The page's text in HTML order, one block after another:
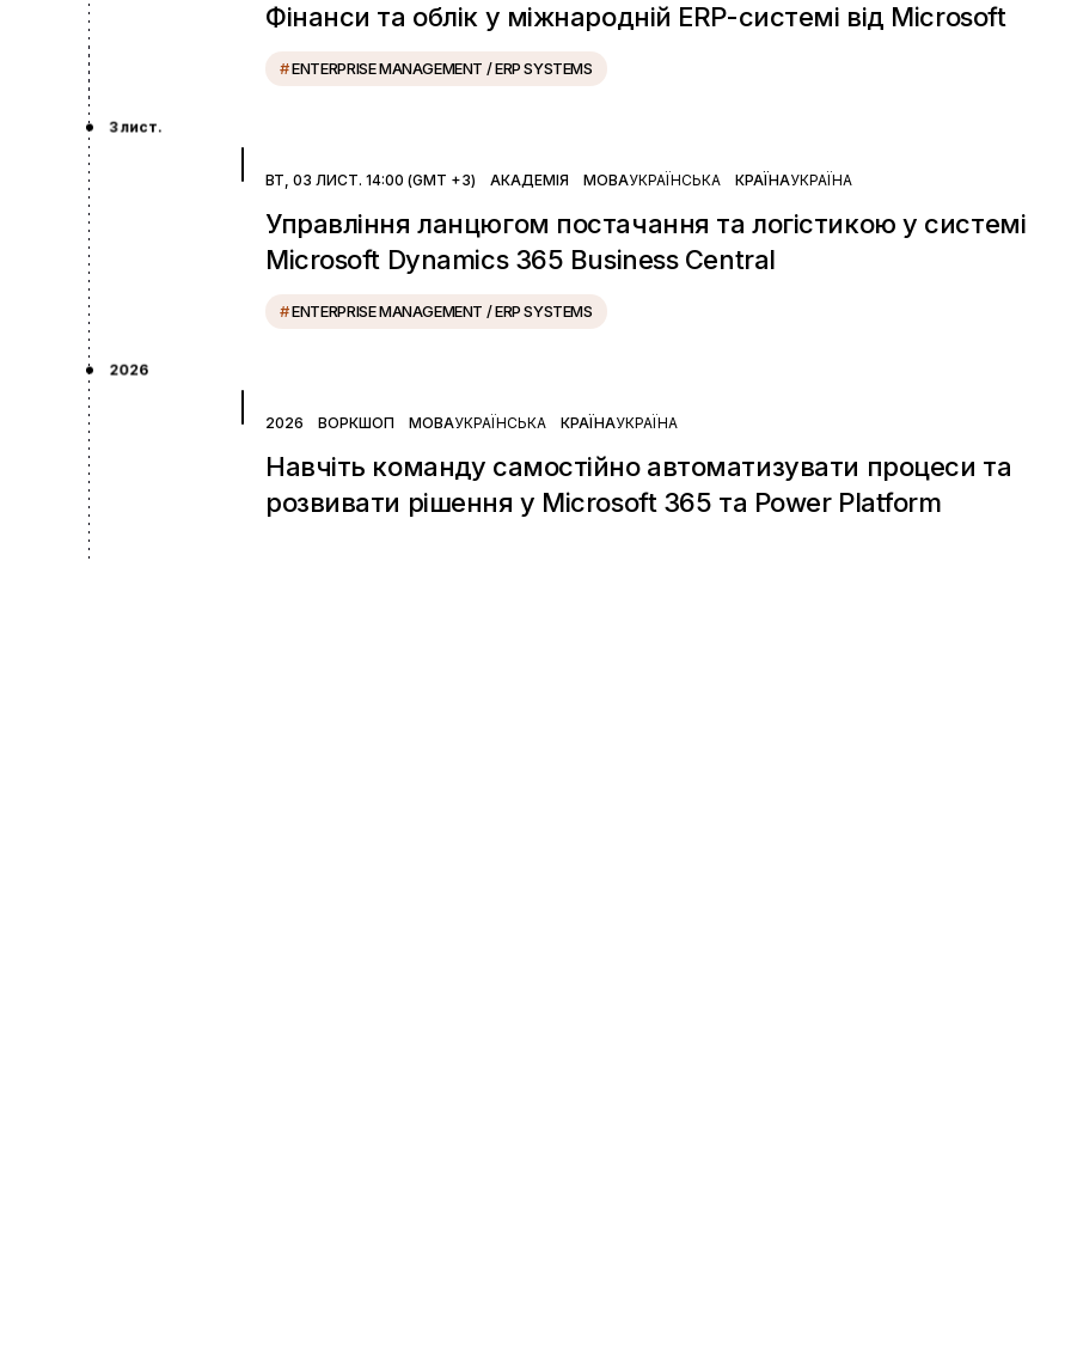
Фінанси та облік у міжнародній ERP-системі від Microsoft
#ENTERPRISE MANAGEMENT / ERP SYSTEMS
3 лист.
ВТ, 03 ЛИСТ. 14:00 (GMT +3) АКАДЕМІЯ МОВАУКРАЇНСЬКА КРАЇНАУКРАЇНА
Управління ланцюгом постачання та логістикою у системі
Microsoft Dynamics 365 Business Central
#ENTERPRISE MANAGEMENT / ERP SYSTEMS
2026
2026 ВОРКШОП МОВАУКРАЇНСЬКА КРАЇНАУКРАЇНА
Навчіть команду самостійно автоматизувати процеси та
розвивати рішення у Microsoft 365 та Power Platform